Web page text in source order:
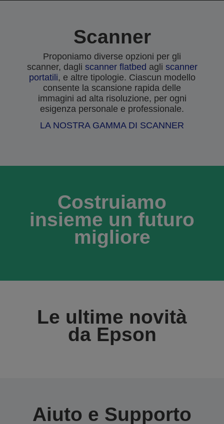
Scanner
Proponiamo diverse opzioni per gli
scanner, dagli scanner flatbed agli scanner
portatili, e altre tipologie. Ciascun modello
consente la scansione rapida delle
immagini ad alta risoluzione, per ogni
esigenza personale e professionale.
LA NOSTRA GAMMA DI SCANNER
Costruiamo
insieme un futuro
migliore
Le ultime novità
da Epson
Aiuto e Supporto